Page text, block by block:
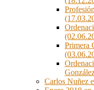
Primera
Carlos Nuñez